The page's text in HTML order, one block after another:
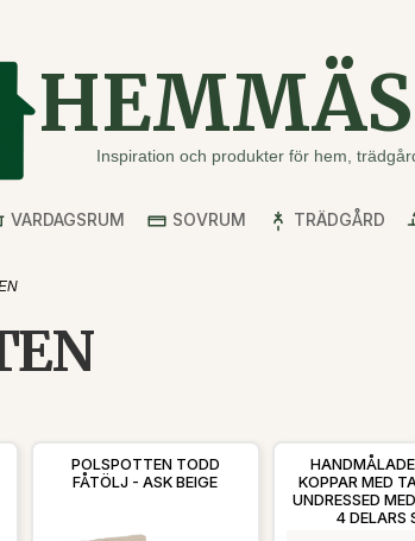
Inspiration och produkter för hem,
VARDAGSRUM SOVRUM TRÄDGÅRD
POLSPOTTEN TODD
FÅTÖLJ - ASK BEIGE
KOPPAR MED
UNDRESSED
4 DELARS